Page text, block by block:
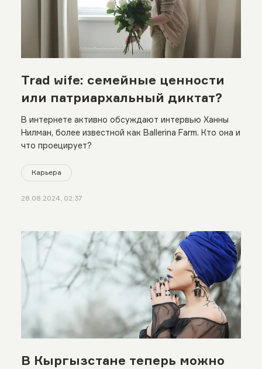
Trad wife: семейные ценности
или патриархальный диктат?
В интернете активно обсуждают интервью Ханны
Нилман, более известной как Ballerina Farm. Кто она и
что проецирует?
Карьера
28.08.2024, 02:37
В Кыргызстане теперь можно